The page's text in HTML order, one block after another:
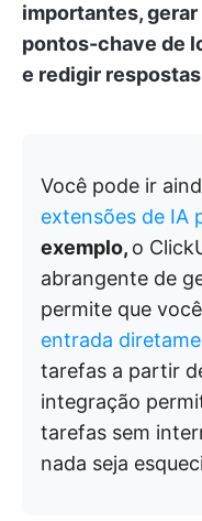
importantes,
pontos-chave de
e redigir
Você pode ir
extensões de IA
exemplo, o
abrangente de
permite que você
entrada
tarefas a partir
integração
tarefas sem
nada seja